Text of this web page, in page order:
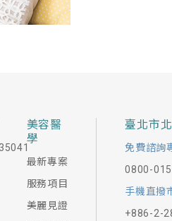
美容醫
學
最新專案
服務項目
美麗見證
臺北市
免費諮詢
0800-
手機直撥
+886-2-